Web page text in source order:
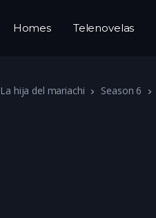
Homes Telenovelas
La hija del mariachi Season 6